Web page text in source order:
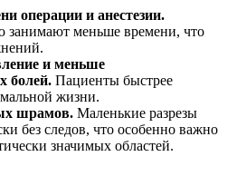
операции и анестезии.
занимают меньше времени, что
и меньше
болей. Пациенты быстрее
жизни.
шрамов. Маленькие разрезы
без следов, что особенно важно
значимых областей.